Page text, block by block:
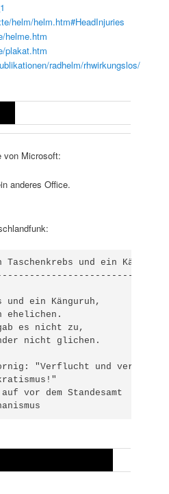
helm/helm.htm#HeadInjuries
helme.htm
plakat.htm
radhelm/rhwirkungslos/
von Microsoft:
anderes Office.
und ein
und ein Känguruh,
ehelichen.
es nicht zu,
nicht glichen.
"Verflucht und verdammt
vor dem Standesamt